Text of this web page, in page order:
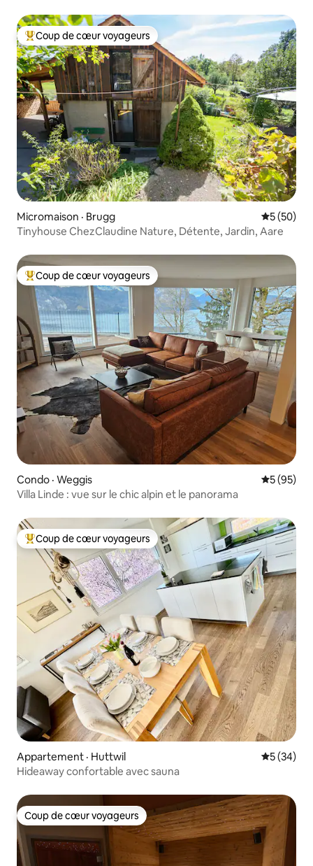
Coup de cœur voyageurs parmi les plus aimés
Coup de cœur voyageurs
Micromaison · Brugg Note
5 (50)
Tinyhouse ChezClaudine Nature, Détente, Jardin, Aare
Coup de cœur voyageurs parmi les plus aimés
Coup de cœur voyageurs
Condo · Weggis Note
5 (95)
Villa Linde : vue sur le chic alpin et le panorama
Coup de cœur voyageurs parmi les plus aimés
Coup de cœur voyageurs
Appartement · Huttwil Note
5 (34)
Hideaway confortable avec sauna
Coup de cœur voyageurs
Coup de cœur voyageurs